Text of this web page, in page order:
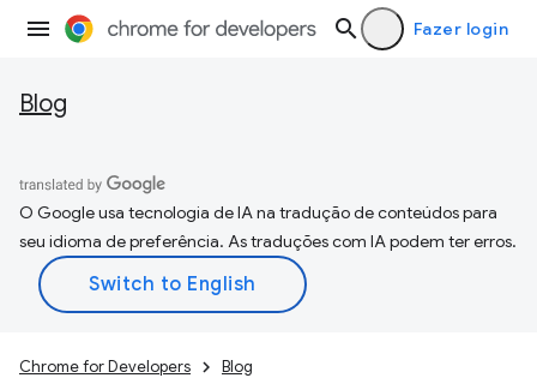
Fazer login
Blog
O Google usa tecnologia de IA na tradução de conteúdos para
seu idioma de preferência. As traduções com IA podem ter erros.
Chrome for Developers Blog